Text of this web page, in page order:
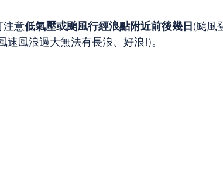
注意低氣壓或颱風行經浪點附近前後幾日 (颱風
風浪過大無法有長浪、好浪!)。